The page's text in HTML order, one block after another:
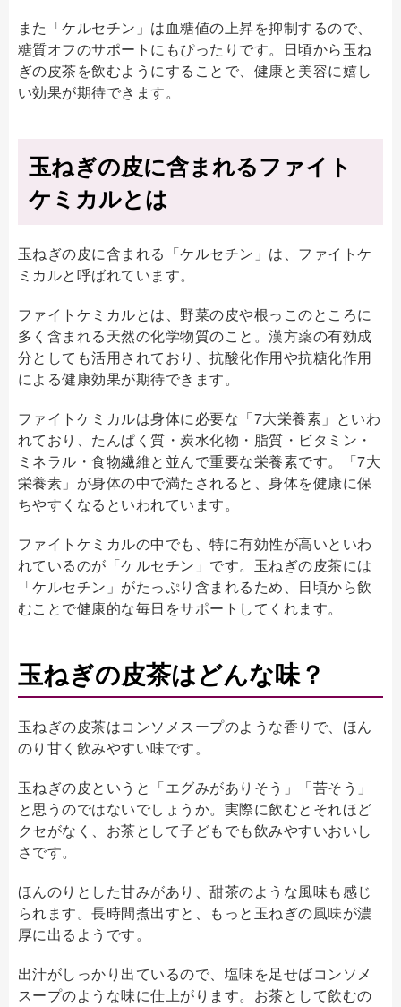
また「ケルセチン」は血糖値の上昇を抑制するので、
糖質オフのサポートにもぴったりです。日頃から玉ね
ぎの皮茶を飲むようにすることで、健康と美容に嬉し
い効果が期待できます。
玉ねぎの皮に含まれるファイト
ケミカルとは
玉ねぎの皮に含まれる「ケルセチン」は、ファイトケ
ミカルと呼ばれています。
ファイトケミカルとは、野菜の皮や根っこのところに
多く含まれる天然の化学物質のこと。漢方薬の有効成
分としても活用されており、抗酸化作用や抗糖化作用
による健康効果が期待できます。
ファイトケミカルは身体に必要な「7大栄養素」といわ
れており、たんぱく質・炭水化物・脂質・ビタミン・
ミネラル・食物繊維と並んで重要な栄養素です。「7大
栄養素」が身体の中で満たされると、身体を健康に保
ちやすくなるといわれています。
ファイトケミカルの中でも、特に有効性が高いといわ
れているのが「ケルセチン」です。玉ねぎの皮茶には
「ケルセチン」がたっぷり含まれるため、日頃から飲
むことで健康的な毎日をサポートしてくれます。
玉ねぎの皮茶はどんな味？
玉ねぎの皮茶はコンソメスープのような香りで、ほん
のり甘く飲みやすい味です。
玉ねぎの皮というと「エグみがありそう」「苦そう」
と思うのではないでしょうか。実際に飲むとそれほど
クセがなく、お茶として子どもでも飲みやすいおいし
さです。
ほんのりとした甘みがあり、甜茶のような風味も感じ
られます。長時間煮出すと、もっと玉ねぎの風味が濃
厚に出るようです。
出汁がしっかり出ているので、塩味を足せばコンソメ
スープのような味に仕上がります。お茶として飲むの